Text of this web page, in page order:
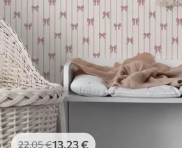
22.05€13.23€